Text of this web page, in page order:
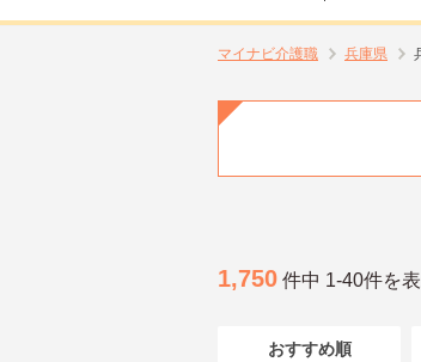
マイナビ介護職 兵庫県
1,750 件中 1-40件を
おすすめ順